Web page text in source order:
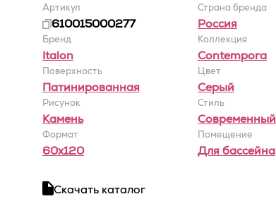
Артикул
610015000277
Страна бренда
Россия
Бренд
Italon
Коллекция
Contempora
Поверхность
Патинированная
Цвет
Серый
Рисунок
Камень
Стиль
Современный
Формат
60x120
Помещение
Для бассейна
Скачать каталог